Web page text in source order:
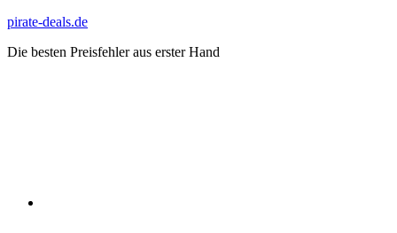
Zum
springen
pirate-deals.de
Die besten Preisfehler aus erster Hand